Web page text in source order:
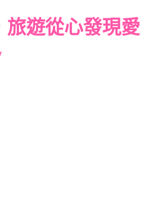
旅遊從心發現愛